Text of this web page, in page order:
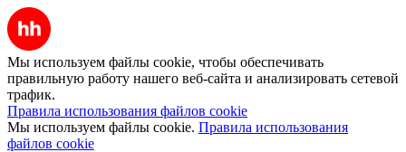
Мы используем файлы cookie, чтобы обеспечивать
правильную работу нашего веб-сайта и анализировать сетевой
трафик.
Правила использования файлов cookie
Мы используем файлы cookie. Правила использования
файлов cookie